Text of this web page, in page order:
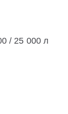
/ 25 000 л